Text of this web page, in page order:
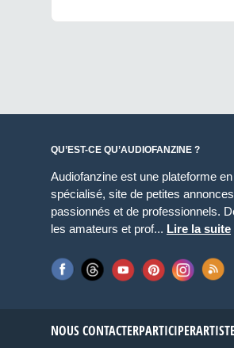
QU’EST-CE QU’AUDIOFANZINE ?
Audiofanzine est une plateforme
spécialisé, site de petites
passionnés et de professionnels.
les amateurs et prof... Lire la suite
NOUS CONTACTERPARTICIPER